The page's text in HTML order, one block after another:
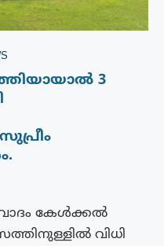
3
കേൾക്കൽ
വിധി